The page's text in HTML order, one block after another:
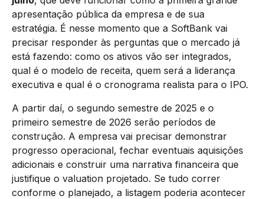
apresentação pública da empresa e de sua
estratégia. É nesse momento que a SoftBank vai
precisar responder às perguntas que o mercado já
está fazendo: como os ativos vão ser integrados,
qual é o modelo de receita, quem será a liderança
executiva e qual é o cronograma realista para o IPO.
A partir daí, o segundo semestre de 2025 e o
primeiro semestre de 2026 serão períodos de
construção. A empresa vai precisar demonstrar
progresso operacional, fechar eventuais aquisições
adicionais e construir uma narrativa financeira que
justifique o valuation projetado. Se tudo correr
conforme o planejado, a listagem poderia acontecer